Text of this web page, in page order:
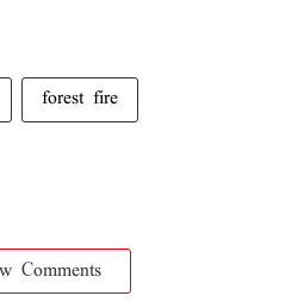
forest fire
Comments